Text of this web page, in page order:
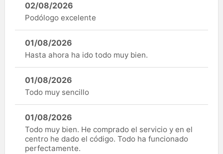
02/08/2026
Podólogo excelente
01/08/2026
Hasta ahora ha ido todo muy bien.
01/08/2026
Todo muy sencillo
01/08/2026
Todo muy bien. He comprado el servicio y en el
centro he dado el código. Todo ha funcionado
perfectamente.